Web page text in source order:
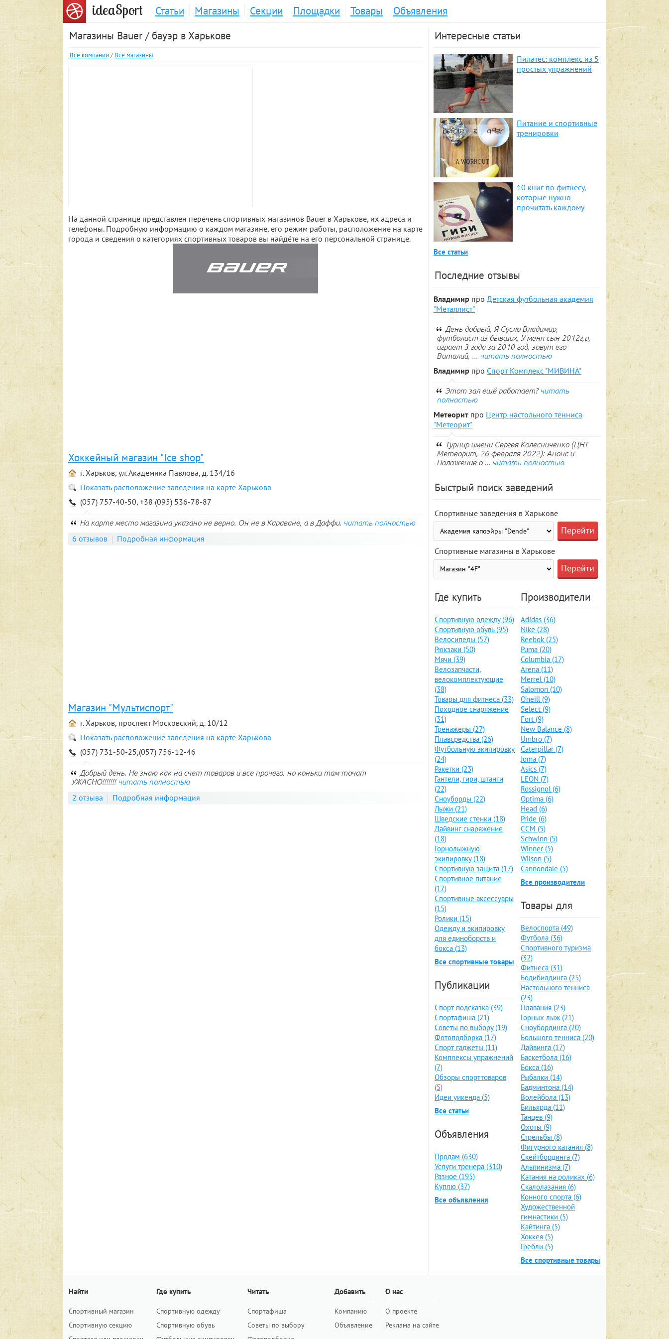
ideaSport Статьи Магазины Секции Площадки Товары
Объявления
Магазины Bauer / бауэр в Харькове
Все компании / Все магазины
На данной странице представлен перечень спортивных магазинов Bauer в Харькове, их адреса и
телефоны. Подробную информацию о каждом магазине, его режим работы, расположение на карте
города и сведения о категориях спортивных товаров вы найдёте на его персональной странице.
Хоккейный магазин "Ice shop"
г. Харьков, ул. Академика Павлова, д. 134/16
Показать расположение заведения на карте Харькова
(057) 757-40-50, +38 (095) 536-78-87
На карте место магазина указано не верно. Он не в Караване, а в Даффи. читать полностью
6 отзывов Подробная информация
Магазин "Мультиспорт"
г. Харьков, проспект Московский, д. 10/12
Показать расположение заведения на карте Харькова
(057) 731-50-25,(057) 756-12-46
Добрый день. Не знаю как на счет товаров и все прочего, но коньки там точат
УЖАСНО!!!!!!! читать полностью
2 отзыва Подробная информация
Интересные статьи
Пилатес: комплекс из 5
простых упражнений
Питание и спортивные
тренировки
10 книг по фитнесу,
которые нужно
прочитать каждому
Все статьи
Последние отзывы
Владимир про Детская футбольная академия
"Металлист"
День добрый, Я Сусло Владимир,
футболист из бывших, У меня сын 2012г,р,
играет 3 года за 2010 год, зовут его
Виталий, ... читать полностью
Владимир про Спорт Комплекс "МИВИНА"
Этот зал ещё работает? читать
полностью
Метеорит про Центр настольного тенниса
"Метеорит"
Турнир имени Сергея Колесниченко (ЦНТ
Метеорит, 26 февраля 2022): Анонс и
Положение о ... читать полностью
Быстрый поиск заведений
Спортивные заведения в Харькове
Спортивные магазины в Харькове
Где купить
Спортивную одежду (96)
Спортивную обувь (95)
Велосипеды (57)
Рюкзаки (50)
Мячи (39)
Велозапчасти,
велокомплектующие
(38)
Товары для фитнеса (33)
Походное снаряжение
(31)
Тренажеры (27)
Плавсредства (26)
Футбольную экипировку
(24)
Ракетки (23)
Гантели, гири, штанги
(22)
Сноуборды (22)
Лыжи (21)
Шведские стенки (18)
Дайвинг снаряжение
(18)
Горнолыжную
экипировку (18)
Спортивную защита (17)
Спортивное питание
(17)
Спортивные аксессуары
(15)
Ролики (15)
Одежду и экипировку
для единоборств и
бокса (13)
Все спортивные товары
Публикации
Спорт подсказка (39)
Спортафиша (21)
Советы по выбору (19)
Фотоподборка (17)
Спорт гаджеты (11)
Комплексы упражнений
(7)
Обзоры спорттоваров
(5)
Идеи уикенда (5)
Все статьи
Объявления
Продам (630)
Услуги тренера (310)
Разное (195)
Куплю (37)
Все объявления
Производители
Adidas (36)
Nike (28)
Reebok (25)
Puma (20)
Columbia (17)
Arena (11)
Merrel (10)
Salomon (10)
O'neill (9)
Select (9)
Fort (9)
New Balance (8)
Umbro (7)
Caterpillar (7)
Joma (7)
Asics (7)
LEON (7)
Rossignol (6)
Optima (6)
Head (6)
Pride (6)
CCM (5)
Schwinn (5)
Winner (5)
Wilson (5)
Cannondale (5)
Все производители
Товары для
Велоспорта (49)
Футбола (36)
Спортивного туризма
(32)
Фитнеса (31)
Бодибилдинга (25)
Настольного тенниса
(23)
Плавания (23)
Горных лыж (21)
Сноубординга (20)
Большого тенниса (20)
Дайвинга (17)
Баскетбола (16)
Бокса (16)
Рыбалки (14)
Бадминтона (14)
Волейбола (13)
Бильярда (11)
Танцев (9)
Охоты (9)
Стрельбы (8)
Фигурного катания (8)
Скейтбординга (7)
Альпинизма (7)
Катания на роликах (6)
Скалолазания (6)
Конного спорта (6)
Художественной
гимнастики (5)
Кайтинга (5)
Хоккея (5)
Гребли (5)
Все спортивные товары
Найти
Спортивный магазин
Спортивную секцию
Где купить
Спортивную одежду
Спортивную обувь
Читать
Спортафиша
Советы по выбору
Добавить
Компанию
Объявление
О нас
О проекте
Реклама на сайте